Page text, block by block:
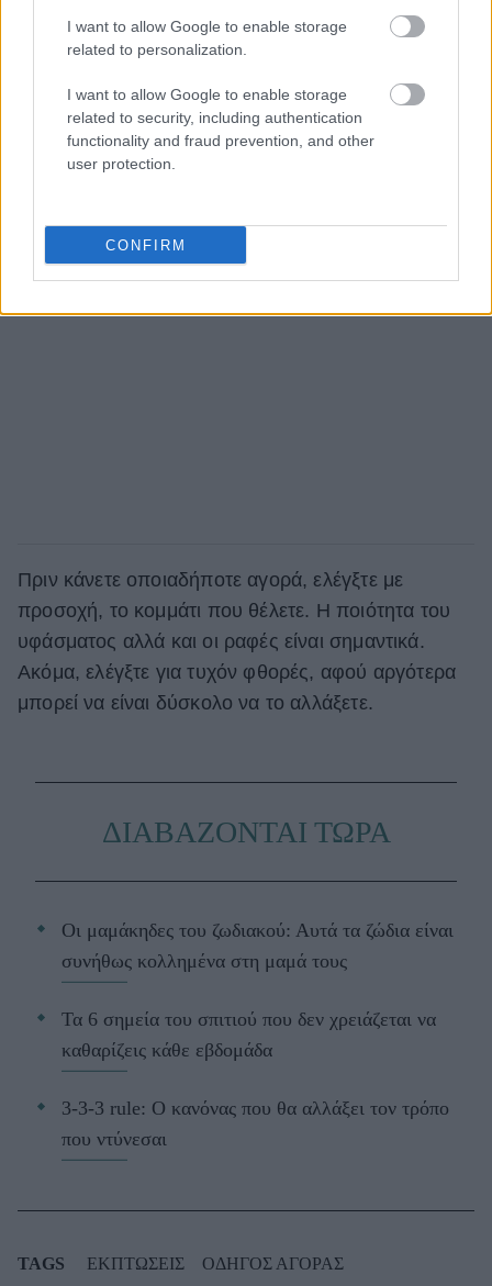
I want to allow Google to enable storage
related to personalization.
I want to allow Google to enable storage
related to security, including authentication
functionality and fraud prevention, and other
user protection.
CONFIRM
Πριν κάνετε οποιαδήποτε αγορά, ελέγξτε με
προσοχή, το κομμάτι που θέλετε. Η ποιότητα του
υφάσματος αλλά και οι ραφές είναι σημαντικά.
Ακόμα, ελέγξτε για τυχόν φθορές, αφού αργότερα
μπορεί να είναι δύσκολο να το αλλάξετε.
ΔΙΑΒΑΖΟΝΤΑΙ ΤΩΡΑ
Οι μαμάκηδες του ζωδιακού: Αυτά τα ζώδια είναι
συνήθως κολλημένα στη μαμά τους
Τα 6 σημεία του σπιτιού που δεν χρειάζεται να
καθαρίζεις κάθε εβδομάδα
3-3-3 rule: Ο κανόνας που θα αλλάξει τον τρόπο
που ντύνεσαι
TAGS ΕΚΠΤΩΣΕΙΣ ΟΔΗΓΟΣ ΑΓΟΡΑΣ